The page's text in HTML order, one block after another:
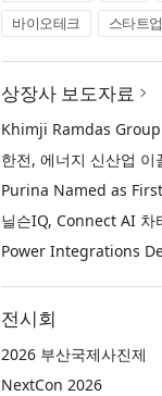
바이오테크
스타트업
상장사 보도자료
전시회
2026 부산국제사진제
NextCon 2026